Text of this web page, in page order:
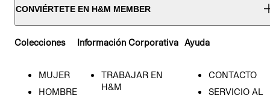
CONVIÉRTETE EN H&M MEMBER
Colecciones
MUJER
HOMBRE
Información Corporativa
TRABAJAR EN
H&M
Ayuda
CONTACTO
SERVICIO AL